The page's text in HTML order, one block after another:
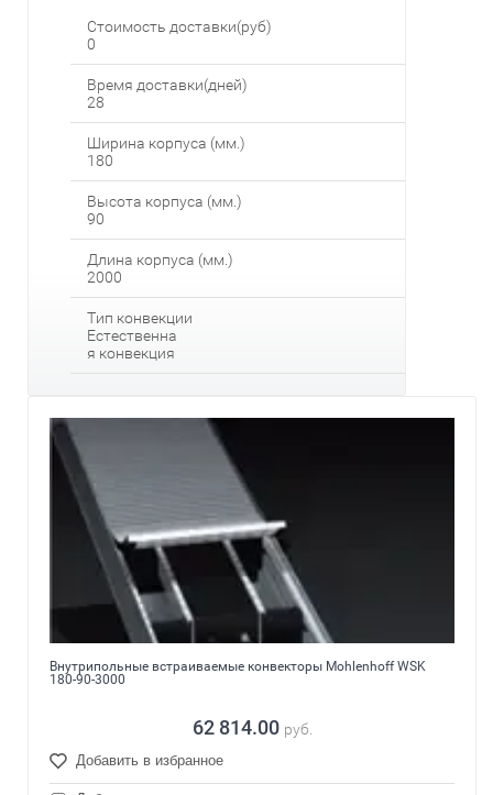
Стоимость доставки(руб)
0
Время доставки(дней)
28
Ширина корпуса (мм.)
180
Высота корпуса (мм.)
90
Длина корпуса (мм.)
2000
Тип конвекции
Естественна
я конвекция
Внутрипольные встраиваемые конвекторы Mohlenhoff WSK
180-90-3000
62 814.00 руб.
Добавить в избранное